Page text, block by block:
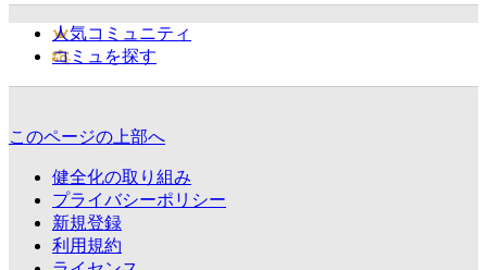
人気コミュニティ
コミュを探す
このページの上部へ
健全化の取り組み
プライバシーポリシー
新規登録
利用規約